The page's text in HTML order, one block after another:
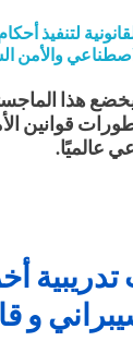
لتنفيذ
والأمن
هذا
قوانين
عالميًا.
و